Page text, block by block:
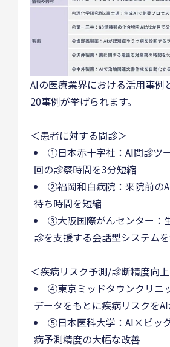
AIの医療業界における活用事例
20事例が挙げられます。
＜患者に対する問診＞
①日本赤十字社：AI問診ツ
回の診察時間を3分短縮
②福岡和白病院：来院前の
待ち時間を短縮
③大阪国際がんセンター：
診を支援する会話型システム
＜疾病リスク予測/診断精度向
④東京ミッドタウンクリニ
データをもとに疾病リスクを
⑤日本医科大学：AI×ビッ
病予測精度の大幅な改善